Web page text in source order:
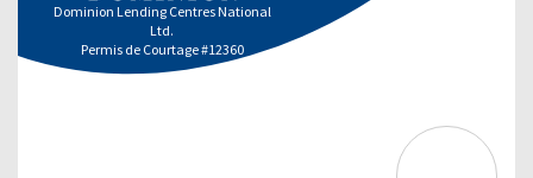
Dominion Lending Centres National
Ltd.
Permis de Courtage #12360